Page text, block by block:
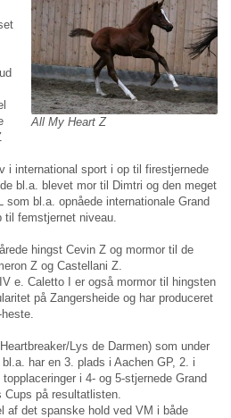
All My Heart Z
i international sport i op til firestjernede
bl.a. blevet mor til Dimtri og den meget
som bl.a. opnåede internationale Grand
til femstjernet niveau.
hingst Cevin Z og mormor til de
Z og Castellani Z.
e. Caletto I er også mormor til hingsten
på Zangersheide og har produceret
Lys de Darmen) som under
har en 3. plads i Aachen GP, 2. i
i 4- og 5-stjernede Grand
Cups på resultatlisten.
af det spanske hold ved VM i både